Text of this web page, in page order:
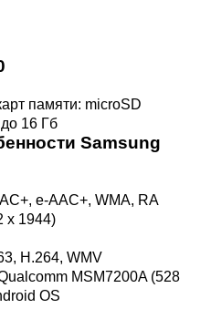
памяти: microSD
16 Гб
Samsung
e-AAC+, WMA, RA
x 1944)
H.264, WMV
MSM7200A (528
OS